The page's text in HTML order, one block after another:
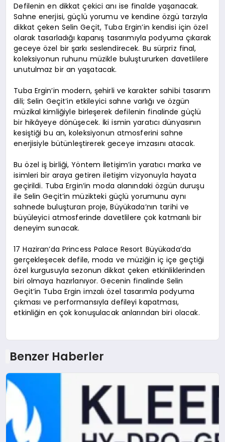
Defilenin en dikkat çekici anı ise finalde yaşanacak.
Sahne enerjisi, güçlü yorumu ve kendine özgü tarzıyla
dikkat çeken Selin Geçit, Tuba Ergin’in kendisi için özel
olarak tasarladığı kapanış tasarımıyla podyuma çıkarak
geceye özel bir şarkı seslendirecek. Bu sürpriz final,
koleksiyonun ruhunu müzikle buluştururken davetlilere
unutulmaz bir an yaşatacak.
Tuba Ergin’in modern, şehirli ve karakter sahibi tasarım
dili; Selin Geçit’in etkileyici sahne varlığı ve özgün
müzikal kimliğiyle birleşerek defilenin finalinde güçlü
bir hikâyeye dönüşecek. İki ismin yaratıcı dünyasının
kesiştiği bu an, koleksiyonun atmosferini sahne
enerjisiyle bütünleştirerek geceye imzasını atacak.
Bu özel iş birliği, Yöntem İletişim’in yaratıcı marka ve
isimleri bir araya getiren iletişim vizyonuyla hayata
geçirildi. Tuba Ergin’in moda alanındaki özgün duruşu
ile Selin Geçit’in müzikteki güçlü yorumunu aynı
sahnede buluşturan proje, Büyükada’nın tarihi ve
büyüleyici atmosferinde davetlilere çok katmanlı bir
deneyim sunacak.
17 Haziran’da Princess Palace Resort Büyükada’da
gerçekleşecek defile, moda ve müziğin iç içe geçtiği
özel kurgusuyla sezonun dikkat çeken etkinliklerinden
biri olmaya hazırlanıyor. Gecenin finalinde Selin
Geçit’in Tuba Ergin imzalı özel tasarımla podyuma
çıkması ve performansıyla defileyi kapatması,
etkinliğin en çok konuşulacak anlarından biri olacak.
Benzer Haberler